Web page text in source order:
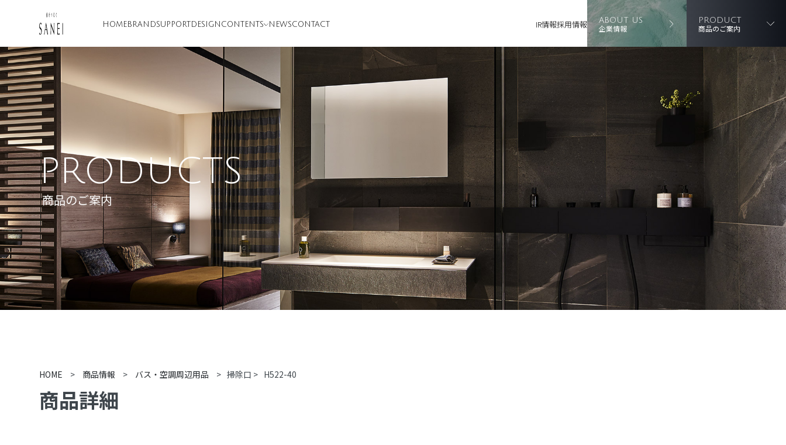
HOME BRANDSUPPORT DESIGN CONTENTS NEWSCONTACT IR情報採用情報 ABOUT US
企業情報
PRODUCT
商品のご案内
PRODUCTS
商品のご案内
HOME > 商品情報 > バス・空調周辺用品 > 掃除口 > H522-40
商品詳細